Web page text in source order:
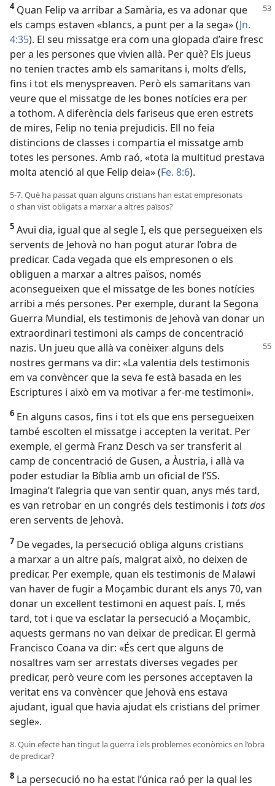
4Quan Felip va arribar a Samària, es va adonar que
els camps estaven «blancs, a punt per a la sega» (Jn.
4:35). El seu missatge era com una glopada d’aire fresc
per a les persones que vivien allà. Per què? Els jueus
no tenien tractes amb els samaritans i, molts d’ells,
fins i tot els menyspreaven. Però els samaritans van
veure que el missatge de les bones notícies era per
a tothom. A diferència dels fariseus que eren estrets
de mires, Felip no tenia prejudicis. Ell no feia
distincions de classes i compartia el missatge amb
totes les persones. Amb raó, «tota la multitud prestava
molta atenció al que Felip deia» (Fe. 8:6).
5-7. Què ha passat quan alguns cristians han estat empresonats
o s’han vist obligats a marxar a altres països?
5 Avui dia, igual que al segle I, els que persegueixen els
servents de Jehovà no han pogut aturar l’obra de
predicar. Cada vegada que els empresonen o els
obliguen a marxar a altres països, només
aconsegueixen que el missatge de les bones notícies
arribi a més persones. Per exemple, durant la Segona
Guerra Mundial, els testimonis de Jehovà van donar un
extraordinari testimoni als camps de concentració
nazis. Un jueu que allà va conèixer alguns dels
nostres germans va dir: «La valentia dels testimonis
em va convèncer que la seva fe està basada en les
Escriptures i això em va motivar a fer-me testimoni».
6 En alguns casos, fins i tot els que ens persegueixen
també escolten el missatge i accepten la veritat. Per
exemple, el germà Franz Desch va ser transferit al
camp de concentració de Gusen, a Àustria, i allà va
poder estudiar la Bíblia amb un oficial de l’SS.
Imagina’t l’alegria que van sentir quan, anys més tard,
es van retrobar en un congrés dels testimonis i tots dos
eren servents de Jehovà.
7 De vegades, la persecució obliga alguns cristians
a marxar a un altre país, malgrat això, no deixen de
predicar. Per exemple, quan els testimonis de Malawi
van haver de fugir a Moçambic durant els anys 70, van
donar un excel·lent testimoni en aquest país. I, més
tard, tot i que va esclatar la persecució a Moçambic,
aquests germans no van deixar de predicar. El germà
Francisco Coana va dir: «És cert que alguns de
nosaltres vam ser arrestats diverses vegades per
predicar, però veure com les persones acceptaven la
veritat ens va convèncer que Jehovà ens estava
ajudant, igual que havia ajudat els cristians del primer
segle».
8. Quin efecte han tingut la guerra i els problemes econòmics en l’obra
de predicar?
8 La persecució no ha estat l’única raó per la qual les